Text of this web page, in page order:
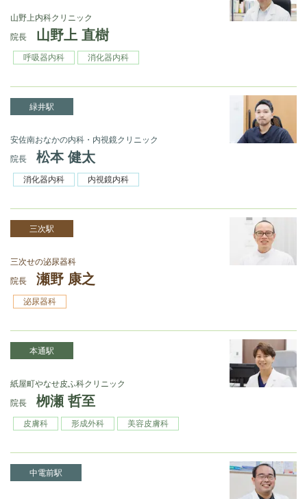
山野上内科クリニック
院長
山野上 直樹
呼吸器内科 消化器内科
緑井駅
安佐南おなかの内科・内視鏡クリニック
院長
松本 健太
消化器内科 内視鏡内科
三次駅
三次せの泌尿器科
院長
瀬野 康之
泌尿器科
本通駅
紙屋町やなせ皮ふ科クリニック
院長
栁瀬 哲至
皮膚科 形成外科 美容皮膚科
中電前駅